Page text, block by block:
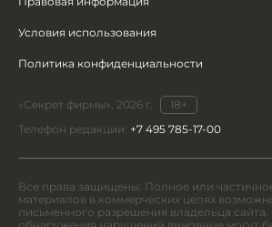
Условия использования
Политика конфиденциальности
«Секрет фирмы», 2026 г.
18+
Телефон редакции: +7 495 785-17-00
Все права защищены. Полное или
материалов в коммерческих целях
письменного разрешения владельца сайта.